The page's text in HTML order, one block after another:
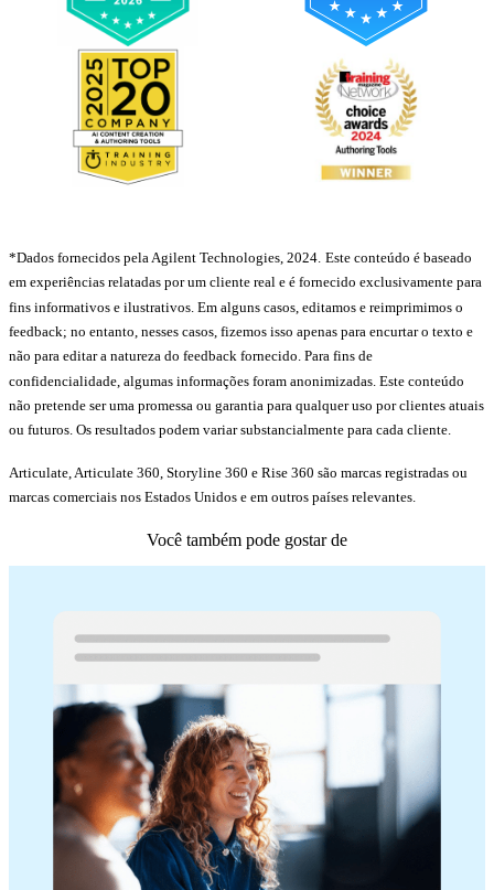
*Dados fornecidos pela Agilent Technologies, 2024. Este conteúdo é baseado
em experiências relatadas por um cliente real e é fornecido exclusivamente para
fins informativos e ilustrativos. Em alguns casos, editamos e reimprimimos o
feedback; no entanto, nesses casos, fizemos isso apenas para encurtar o texto e
não para editar a natureza do feedback fornecido. Para fins de
confidencialidade, algumas informações foram anonimizadas. Este conteúdo
não pretende ser uma promessa ou garantia para qualquer uso por clientes atuais
ou futuros. Os resultados podem variar substancialmente para cada cliente.
Articulate, Articulate 360, Storyline 360 e Rise 360 são marcas registradas ou
marcas comerciais nos Estados Unidos e em outros países relevantes.
Você também pode gostar de